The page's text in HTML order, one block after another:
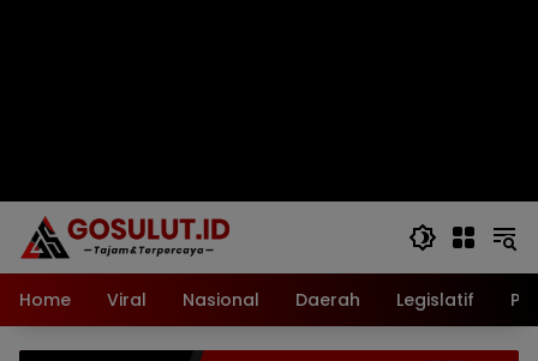
Home Viral Nasional Daerah Legislatif